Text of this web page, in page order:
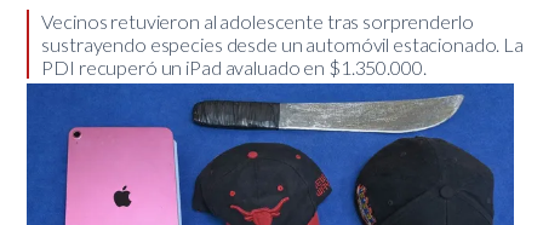
Vecinos retuvieron al adolescente tras sorprenderlo
sustrayendo especies desde un automóvil estacionado. La
PDI recuperó un iPad avaluado en $1.350.000.